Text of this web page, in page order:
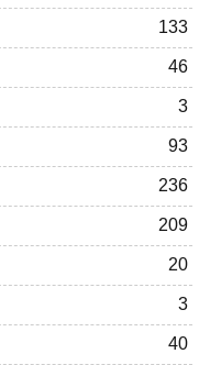
133
46
3
93
236
209
20
3
40